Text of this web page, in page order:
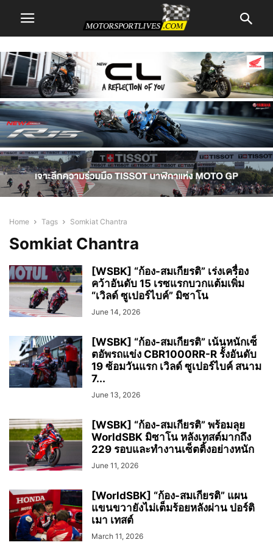
Home Tags Somkiat Chantra
Somkiat Chantra
[WSBK] “ก้อง-สมเกียรติ” เร่งเครื่อง
คว้าอันดับ 15 เรซแรกบวกแต้มเพิ่ม
“เวิลด์ ซูเปอร์ไบค์” มิซาโน
June 14, 2026
[WSBK] “ก้อง-สมเกียรติ” เน้นหนักเซ็
ตอัพรถแข่ง CBR1000RR-R รั้งอันดับ
19 ซ้อมวันแรก เวิลด์ ซูเปอร์ไบค์ สนาม
7...
June 13, 2026
[WSBK] “ก้อง-สมเกียรติ” พร้อมลุย
WorldSBK มิซาโน หลังเทสต์มากถึง
229 รอบและทำงานเซ็ตติ้งอย่างหนัก
June 11, 2026
[WorldSBK] “ก้อง-สมเกียรติ” แผน
แขนขวายังไม่เต็มร้อยหลังผ่าน ปอร์ติ
เมา เทสต์
March 11, 2026